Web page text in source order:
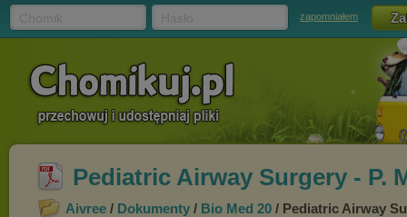
zapomniałem
Pediatric Airway Surgery - P.
Aivree / Dokumenty / Bio Med 20 / Pediatric Airway